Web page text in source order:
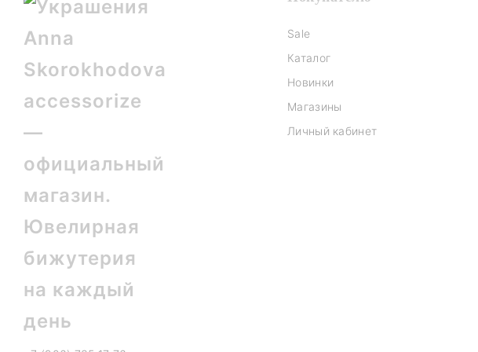
Sale
Каталог
Новинки
Магазины
Личный кабинет